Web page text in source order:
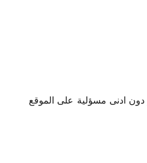
ادنى مسؤلية على الموقع